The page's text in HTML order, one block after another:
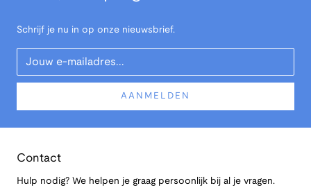
Schrijf je nu in op onze nieuwsbrief.
Your Email
AANMELDEN
Contact
Hulp nodig? We helpen je graag persoonlijk bij al je vragen.